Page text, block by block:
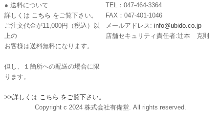
● 送料について
詳しくは こちら をご覧下さい。
ご注文代金が11,000円（税込）以
上の
お客様は送料無料になります。
但し、１箇所への配送の場合に限
ります。
>>詳しくは こちら をご覧下さい。
TEL：047-464-3364
FAX：047-401-1046
メールアドレス: info@ubido.co.jp
店舗セキュリティ責任者:辻本 克則
Copyright c 2024 株式会社有備堂. All rights reserved.